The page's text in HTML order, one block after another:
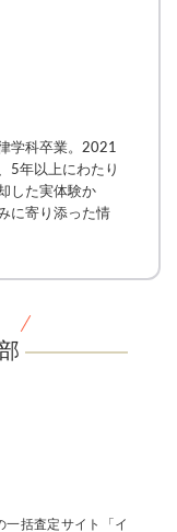
学科卒業。2021
5年以上にわたり
した実体験か
に寄り添った情
一括査定サイト「イ